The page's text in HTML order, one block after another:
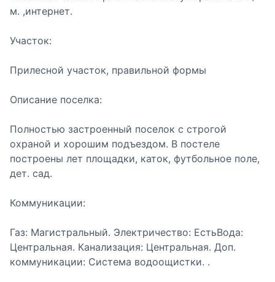
м. ,интернет.
Участок:
Прилесной участок, правильной формы
Описание поселка:
Полностью застроенный поселок с строгой
охраной и хорошим подъездом. В постеле
построены лет площадки, каток, футбольное поле,
дет. сад.
Коммуникации:
Газ: Магистральный. Электричество: ЕстьВода:
Центральная. Канализация: Центральная. Доп.
коммуникации: Система водоощистки. .